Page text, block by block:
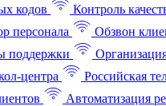
кодов
Контроль
персонала
Обзвон
поддержки
центра
Российская
Автоматизация